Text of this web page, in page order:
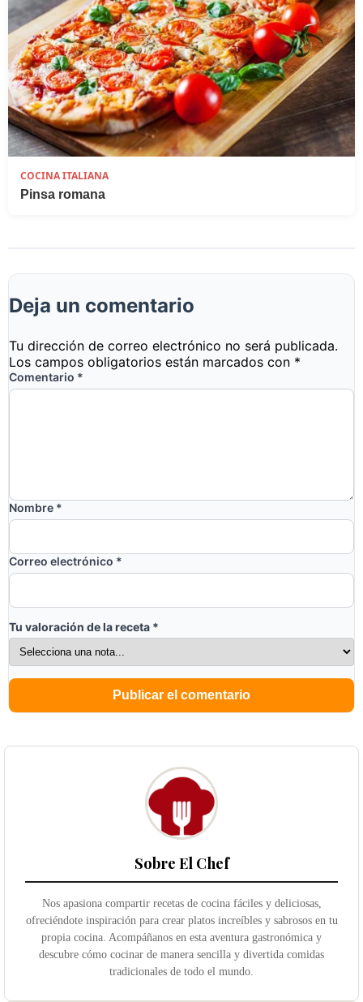
COCINA ITALIANA
Pinsa romana
Deja un comentario
Tu dirección de correo electrónico no será publicada.
Los campos obligatorios están marcados con *
Comentario *
Nombre *
Correo electrónico *
Tu valoración de la receta *
Sobre El Chef
Nos apasiona compartir recetas de cocina fáciles y deliciosas,
ofreciéndote inspiración para crear platos increíbles y sabrosos en tu
propia cocina. Acompáñanos en esta aventura gastronómica y
descubre cómo cocinar de manera sencilla y divertida comidas
tradicionales de todo el mundo.